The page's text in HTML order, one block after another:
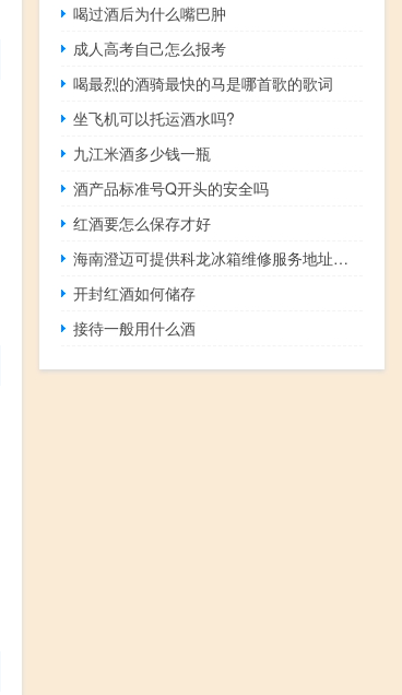
喝过酒后为什么嘴巴肿
成人高考自己怎么报考
喝最烈的酒骑最快的马是哪首歌的歌词
坐飞机可以托运酒水吗?
九江米酒多少钱一瓶
酒产品标准号Q开头的安全吗
红酒要怎么保存才好
海南澄迈可提供科龙冰箱维修服务地址在哪
开封红酒如何储存
接待一般用什么酒